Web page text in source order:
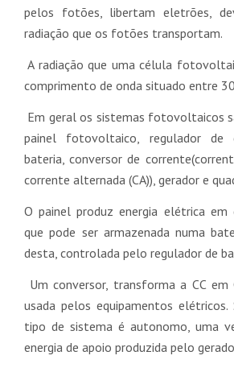
pelos fotões, libertam eletrões,
radiação que os fotões transportam.
A radiação que uma célula
comprimento de onda situado entre
Em geral os sistemas fotovoltaicos
painel fotovoltaico, regulador de
bateria, conversor de
corrente alternada (CA)), gerador e
O painel produz energia elétrica em
que pode ser armazenada numa
desta, controlada pelo regulador de
Um conversor, transforma a CC em
usada pelos equipamentos
tipo de sistema é autonomo, uma
energia de apoio produzida pelo